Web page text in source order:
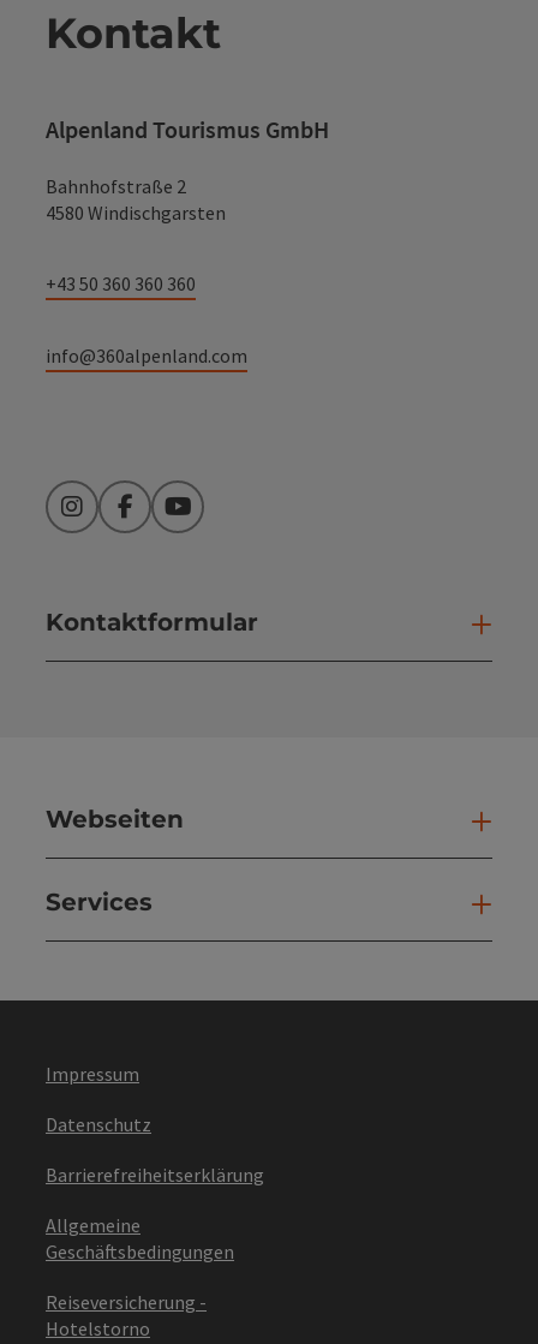
Kontakt
Alpenland Tourismus GmbH
Bahnhofstraße 2
4580 Windischgarsten
+43 50 360 360 360
info@360alpenland.com
InstagramFacebookYouTube
Kontaktformular
Webseiten
Services
Impressum
Datenschutz
Barrierefreiheitserklärung
Allgemeine
Geschäftsbedingungen
Reiseversicherung -
Hotelstorno